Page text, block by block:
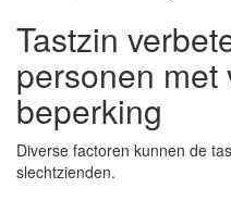
Tastzin
personen met
beperking
Diverse factoren kunnen de
slechtzienden.